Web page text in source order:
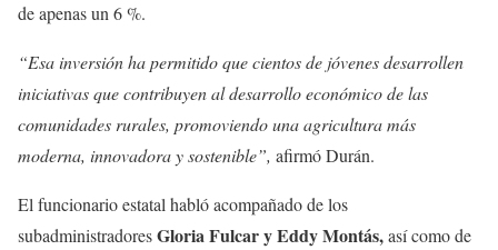
de apenas un 6 %.
“Esa inversión ha permitido que cientos de jóvenes desarrollen
iniciativas que contribuyen al desarrollo económico de las
comunidades rurales, promoviendo una agricultura más
moderna, innovadora y sostenible”, afirmó Durán.
El funcionario estatal habló acompañado de los
subadministradoresGloria Fulcar y Eddy Montás,así como de